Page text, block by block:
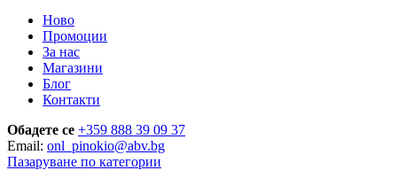
Ново
Промоции
За нас
Магазини
Блог
Контакти
Обадете се +359 888 39 09 37
Email: onl_pinokio@abv.bg
Пазаруване по категории